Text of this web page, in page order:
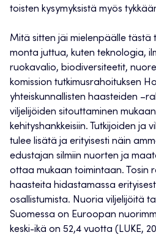
toisten kysymyksistä myös
Mitä sitten jäi mielenpäälle tästä
monta juttua, kuten teknologia,
ruokavalio, biodiversiteetit,
komission tutkimusrahoituksen
yhteiskunnallisten haasteiden
viljelijöiden sitouttaminen
kehityshankkeisiin. Tutkijoiden ja
tulee lisätä ja erityisesti näin
edustajan silmiin nuorten ja
ottaa mukaan toimintaan. Tosin
haasteita hidastamassa
osallistumista. Nuoria viljelijöitä
Suomessa on Euroopan
keski-ikä on 52,4 vuotta (LUKE,